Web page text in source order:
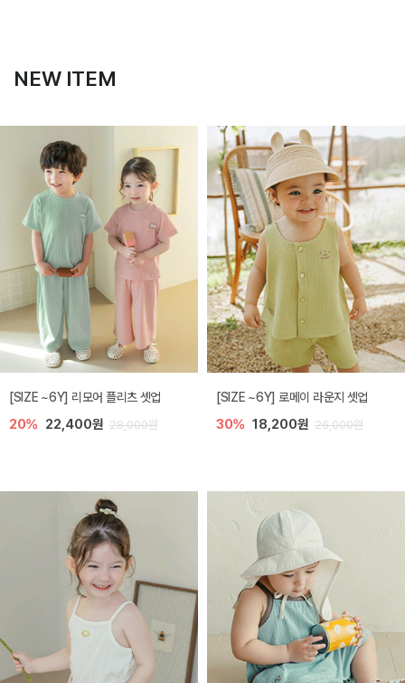
NEW ITEM
[SIZE ~6Y] 리모어 플리츠 셋업
20% 22,400원 28,000원
[SIZE ~6Y] 로메이 라운지 셋업
30% 18,200원 26,000원